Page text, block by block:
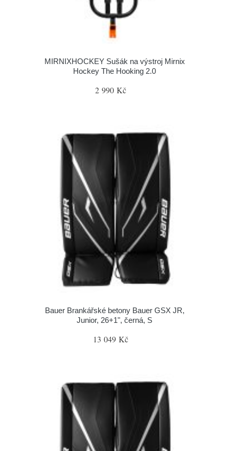
MIRNIXHOCKEY Sušák na výstroj Mirnix
Hockey The Hooking 2.0
2 990 Kč
Bauer Brankářské betony Bauer GSX JR,
Junior, 26+1", černá, S
13 049 Kč